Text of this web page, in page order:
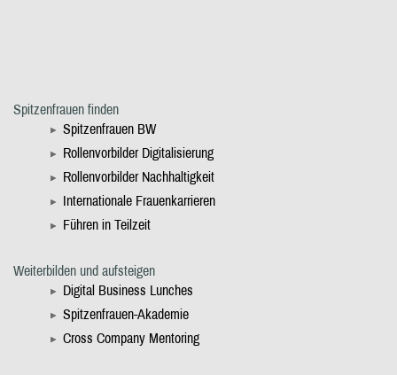
Spitzenfrauen finden
Spitzenfrauen BW
Rollenvorbilder Digitalisierung
Rollenvorbilder Nachhaltigkeit
Internationale Frauenkarrieren
Führen in Teilzeit
Weiterbilden und aufsteigen
Digital Business Lunches
Spitzenfrauen-Akademie
Cross Company Mentoring